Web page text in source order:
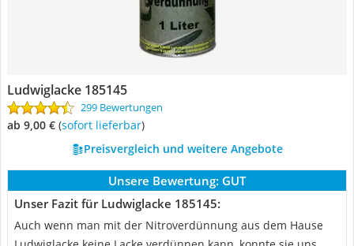
Ludwiglacke 185145
299 Bewertungen
ab 9,00 € ( Sofort lieferbar)
Preisvergleich und weitere Angebote
Unsere Bewertung: GUT
Unser Fazit für Ludwiglacke 185145:
Auch wenn man mit der Nitroverdünnung aus dem Hause